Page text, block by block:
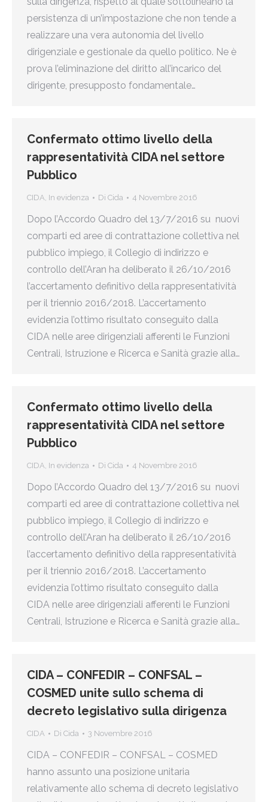
persistenza di un’impostazione che non tende a
realizzare una vera autonomia del livello
dirigenziale e gestionale da quello politico. Ne è
prova l’eliminazione del diritto all’incarico del
dirigente, presupposto fondamentale…
Confermato ottimo livello della
rappresentatività CIDA nel settore
Pubblico
CIDA, In evidenza Di Cida 4 Novembre 2016
Dopo l’Accordo Quadro del 13/7/2016 su nuovi
comparti ed aree di contrattazione collettiva nel
pubblico impiego, il Collegio di indirizzo e
controllo dell’Aran ha deliberato il 26/10/2016
l’accertamento definitivo della rappresentatività
per il triennio 2016/2018. L’accertamento
evidenzia l’ottimo risultato conseguito dalla
CIDA nelle aree dirigenziali afferenti le Funzioni
Centrali, Istruzione e Ricerca e Sanità grazie alla…
Confermato ottimo livello della
rappresentatività CIDA nel settore
Pubblico
CIDA, In evidenza Di Cida 4 Novembre 2016
Dopo l’Accordo Quadro del 13/7/2016 su nuovi
comparti ed aree di contrattazione collettiva nel
pubblico impiego, il Collegio di indirizzo e
controllo dell’Aran ha deliberato il 26/10/2016
l’accertamento definitivo della rappresentatività
per il triennio 2016/2018. L’accertamento
evidenzia l’ottimo risultato conseguito dalla
CIDA nelle aree dirigenziali afferenti le Funzioni
Centrali, Istruzione e Ricerca e Sanità grazie alla…
CIDA – CONFEDIR – CONFSAL –
COSMED unite sullo schema di
decreto legislativo sulla dirigenza
CIDA Di Cida 3 Novembre 2016
CIDA – CONFEDIR – CONFSAL – COSMED
hanno assunto una posizione unitaria
relativamente allo schema di decreto legislativo